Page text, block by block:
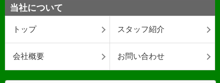
当社について
トップ スタッフ紹介
会社概要 お問い合わせ